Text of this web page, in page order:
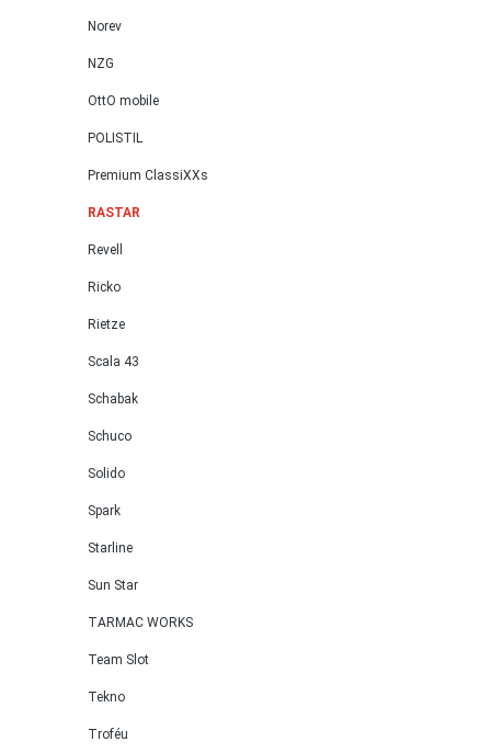
Norev
NZG
OttO mobile
POLISTIL
Premium ClassiXXs
RASTAR
Revell
Ricko
Rietze
Scala 43
Schabak
Schuco
Solido
Spark
Starline
Sun Star
TARMAC WORKS
Team Slot
Tekno
Troféu